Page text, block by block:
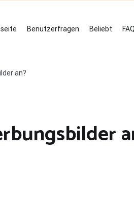
Benutzerfragen Beliebt FAQ
an?